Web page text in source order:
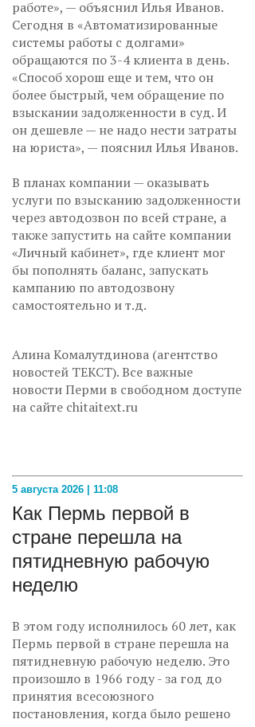
работе», — объяснил Илья Иванов.
Сегодня в «Автоматизированные
системы работы с долгами»
обращаются по 3-4 клиента в день.
«Способ хорош еще и тем, что он
более быстрый, чем обращение по
взыскании задолженности в суд. И
он дешевле — не надо нести затраты
на юриста», — пояснил Илья Иванов.
В планах компании — оказывать
услуги по взысканию задолженности
через автодозвон по всей стране, а
также запустить на сайте компании
«Личный кабинет», где клиент мог
бы пополнять баланс, запускать
кампанию по автодозвону
самостоятельно и т.д.
Алина Комалутдинова (агентство
новостей ТЕКСТ). Все важные
новости Перми в свободном доступе
на сайте chitaitext.ru
5 августа 2026 | 11:08
Как Пермь первой в
стране перешла на
пятидневную рабочую
неделю
В этом году исполнилось 60 лет, как
Пермь первой в стране перешла на
пятидневную рабочую неделю. Это
произошло в 1966 году - за год до
принятия всесоюзного
постановления, когда было решено